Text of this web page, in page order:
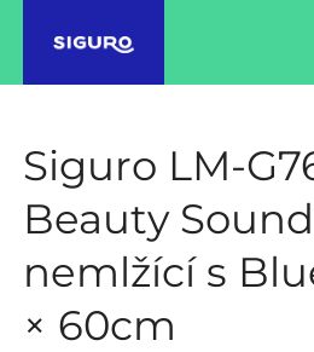
Siguro LM-
Beauty
nemlžící s
× 60cm